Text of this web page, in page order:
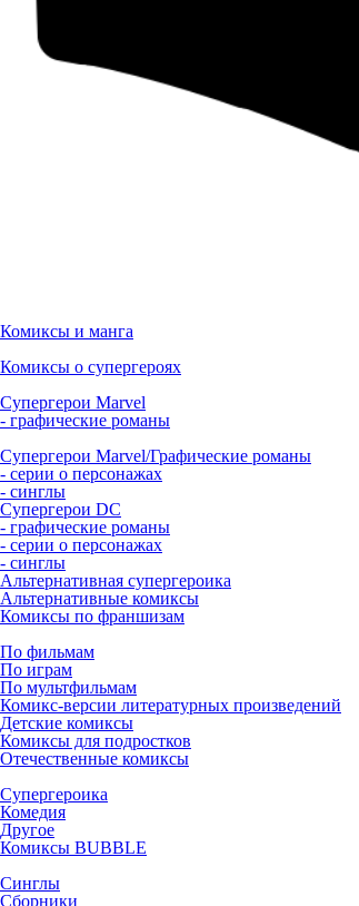
Комиксы и манга
Комиксы о супергероях
Супергерои Marvel
- графические романы
Супергерои Marvel/Графические романы
- серии о персонажах
- синглы
Супергерои DC
- графические романы
- серии о персонажах
- синглы
Альтернативная супергероика
Альтернативные комиксы
Комиксы по франшизам
По фильмам
По играм
По мультфильмам
Комикс-версии литературных произведений
Детские комиксы
Комиксы для подростков
Отечественные комиксы
Супергероика
Комедия
Другое
Комиксы BUBBLE
Синглы
Сборники